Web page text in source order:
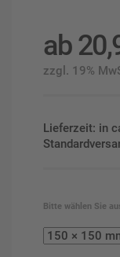
ab
zzgl. 19%
Lieferzeit: in
Bitte wählen Sie